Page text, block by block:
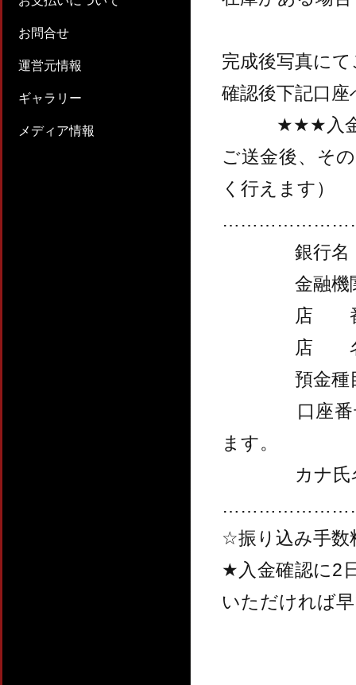
お問合せ
運営元情報
ギャラリー
メディア情報
完成後写真に
確認後下記口
★★★入金確
ご送金後、そ
く行えます）
銀行
金融機
店
店
預金
口座番
ます。
カナ氏名
☆振り込み手数
★入金確認に2
いただければ